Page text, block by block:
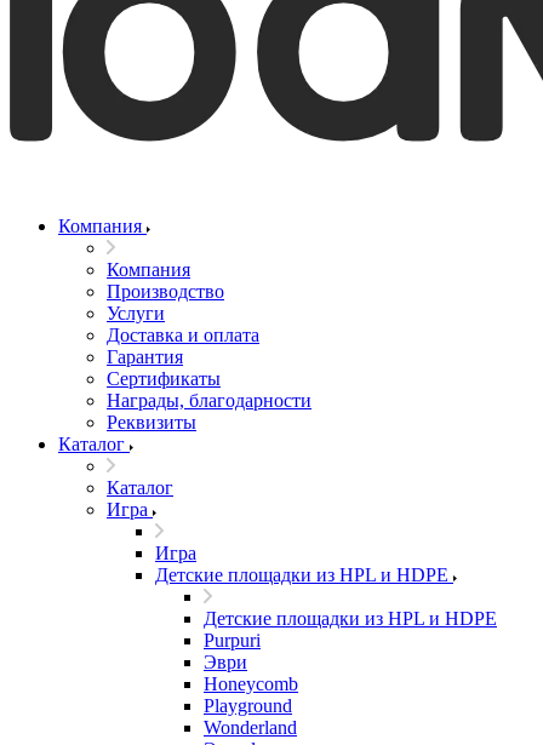
Компания
Компания
Производство
Услуги
Доставка и оплата
Гарантия
Сертификаты
Награды, благодарности
Реквизиты
Каталог
Каталог
Игра
Игра
Детские площадки из HPL и HDPE
Детские площадки из HPL и HDPE
Purpuri
Эври
Honeycomb
Playground
Wonderland